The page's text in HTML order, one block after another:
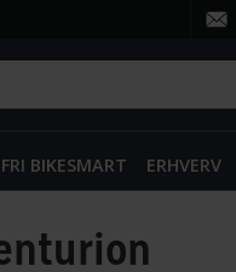
FRI BIKESMART ERHVERV